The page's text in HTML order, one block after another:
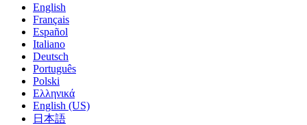
English
Français
Español
Italiano
Deutsch
Português
Polski
Ελληνικά
English (US)
日本語